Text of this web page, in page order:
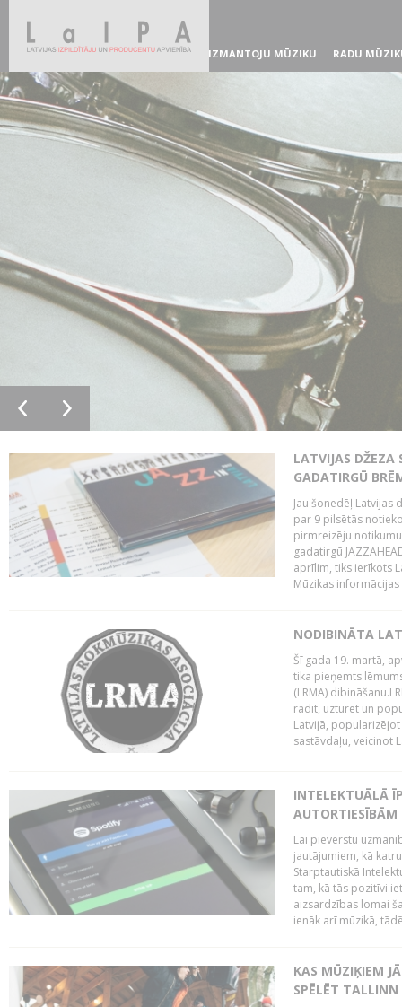
IZMANTOJU MŪZIKU RADU
LATVIJAS DŽEZA
GADATIRGŪ
Jau šonedēļ Latvijas
par 9 pilsētās
pirmreizēju
gadatirgū
aprīlim, tiks ierīkots
Mūzikas informācijas
NODIBINĀTA
Šī gada 19. martā,
tika pieņemts
(LRMA)
radīt, uzturēt un
Latvijā,
sastāvdaļu, veicinot
INTELEKTUĀLĀ
Lai pievērstu
jautājumiem, kā
Starptautiskā
tam, kā tās pozitīvi
aizsardzības lomai
ienāk arī mūzikā,
KAS MŪZIĶIEM
SPĒLĒT TALLINN